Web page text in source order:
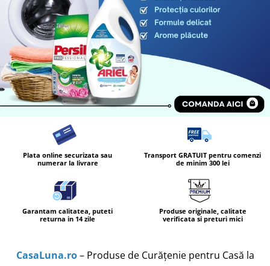
Masca & Gel de par
Sampon
Vopsea de par
Servetele Umede & Uscate
Plata online securizata sau
numerar la livrare
Transport GRATUIT pentru comenzi
de minim 300 lei
Garantam calitatea, puteti
returna in 14 zile
Produse originale, calitate
verificata si preturi mici
CasaLuna.ro – Produse de Curățenie pentru Casă la